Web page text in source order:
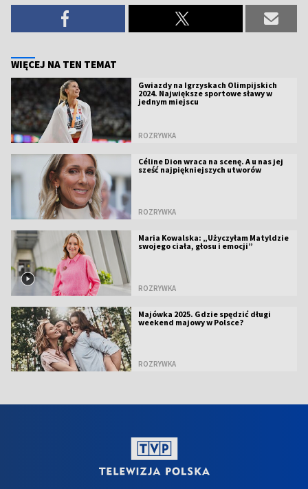
WIĘCEJ NA TEN TEMAT
Gwiazdy na Igrzyskach Olimpijskich
2024. Największe sportowe sławy w
jednym miejscu
ROZRYWKA
Céline Dion wraca na scenę. A u nas jej
sześć najpiękniejszych utworów
ROZRYWKA
Maria Kowalska: „Użyczyłam Matyldzie
swojego ciała, głosu i emocji”
ROZRYWKA
Majówka 2025. Gdzie spędzić długi
weekend majowy w Polsce?
ROZRYWKA